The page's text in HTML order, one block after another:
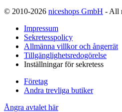
© 2010-2026 niceshops GmbH - All
Impressum
Sekretesspolicy
Allmänna villkor och ångerrät
Tillgänglighetsredogörelse
Inställningar för sekretess
Företag
Andra trevliga butiker
Ångra avtalet här